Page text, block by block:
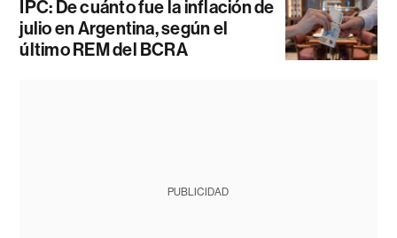
IPC: De cuánto fue la inflación de
julio en Argentina, según el
último REM del BCRA
PUBLICIDAD